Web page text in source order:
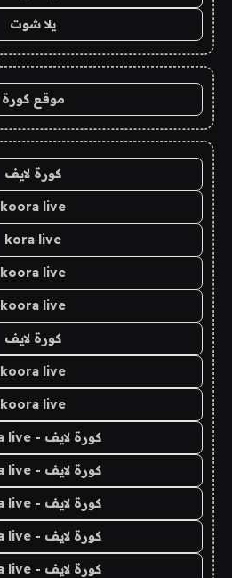
يلا شوت
موقع كورة
كورة لايف
koora live
kora live
koora live
koora live
كورة لايف
koora live
koora live
كورة لايف - koora live
كورة لايف - koora live
كورة لايف - koora live
كورة لايف - koora live
كورة لايف - koora live